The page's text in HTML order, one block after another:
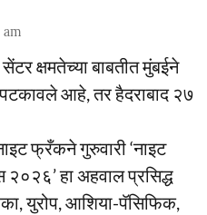
am
क्षमतेच्या बाबतीत मुंबईने
आहे, तर हैदराबाद २७
फ्रँकने गुरुवारी ‘नाइट
हा अहवाल प्रसिद्ध
युरोप, आशिया-पॅसिफिक,